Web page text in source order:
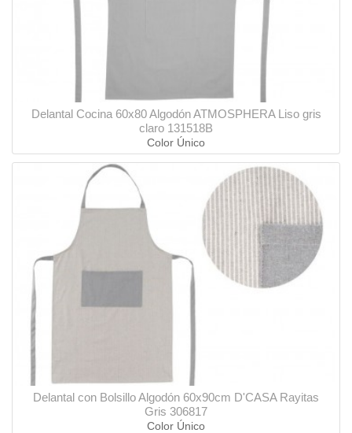
Delantal Cocina 60x80 Algodón ATMOSPHERA Liso gris
claro 131518B
Color Único
Delantal con Bolsillo Algodón 60x90cm D'CASA Rayitas
Gris 306817
Color Único